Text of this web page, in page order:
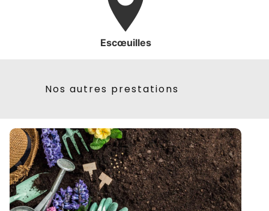
Escœuilles
Nos autres prestations